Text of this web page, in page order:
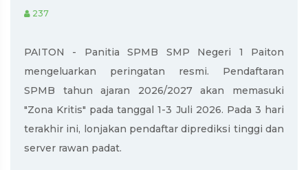
237
PAITON - Panitia SPMB SMP Negeri 1 Paiton
mengeluarkan peringatan resmi. Pendaftaran
SPMB tahun ajaran 2026/2027 akan memasuki
"Zona Kritis" pada tanggal 1-3 Juli 2026. Pada 3 hari
terakhir ini, lonjakan pendaftar diprediksi tinggi dan
server rawan padat.